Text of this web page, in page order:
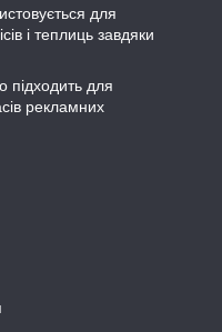
для
і теплиць завдяки
підходить для
рекламних